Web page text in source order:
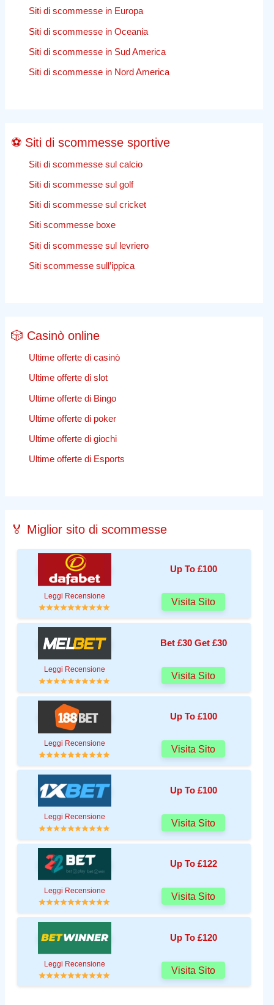
Siti di scommesse in Europa
Siti di scommesse in Oceania
Siti di scommesse in Sud America
Siti di scommesse in Nord America
⚽ Siti di scommesse sportive
Siti di scommesse sul calcio
Siti di scommesse sul golf
Siti di scommesse sul cricket
Siti scommesse boxe
Siti di scommesse sul levriero
Siti scommesse sull’ippica
🎲 Casinò online
Ultime offerte di casinò
Ultime offerte di slot
Ultime offerte di Bingo
Ultime offerte di poker
Ultime offerte di giochi
Ultime offerte di Esports
🏅 Miglior sito di scommesse
Up To £100
Leggi Recensione
Visita Sito
Bet £30 Get £30
Leggi Recensione
Visita Sito
Up To £100
Leggi Recensione
Visita Sito
Up To £100
Leggi Recensione
Visita Sito
Up To £122
Leggi Recensione
Visita Sito
Up To £120
Leggi Recensione
Visita Sito